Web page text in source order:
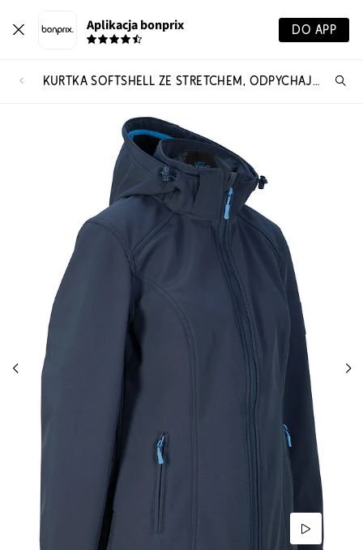
Aplikacja bonprix DO APP
KURTKA SOFTSHELL ZE STRETCHEM, ODPYCHAJĄCA WODĘ